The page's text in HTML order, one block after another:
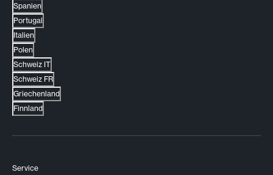
Spanien
Portugal
Italien
Polen
Schweiz IT
Schweiz FR
Griechenland
Finnland
Service